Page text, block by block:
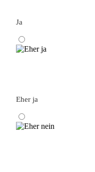
Ja
Eher ja